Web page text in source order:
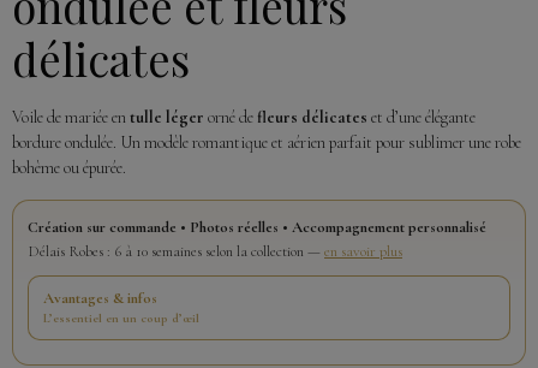
délicates
Voile de mariée en tulle léger orné de fleurs délicates et d’une élégante
bordure ondulée. Un modèle romantique et aérien parfait pour sublimer une robe
bohème ou épurée.
Création sur commande • Photos réelles • Accompagnement personnalisé
Délais Robes : 6 à 10 semaines selon la collection — en savoir plus
Avantages & infos
L’essentiel en un coup d’œil